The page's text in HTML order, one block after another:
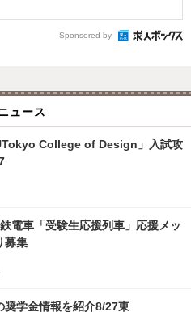
Sponsored by
ュース
College of Design」入試攻
電車「受験生応援列車」応援メッ
募集
奨学金情報を紹介8/27東